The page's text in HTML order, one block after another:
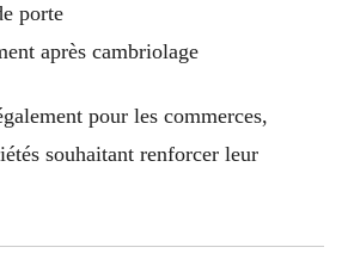
porte
après cambriolage
pour les commerces,
souhaitant renforcer leur